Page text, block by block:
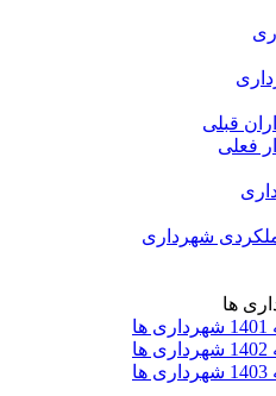
قبلی
فعلی
شهرداری
ها